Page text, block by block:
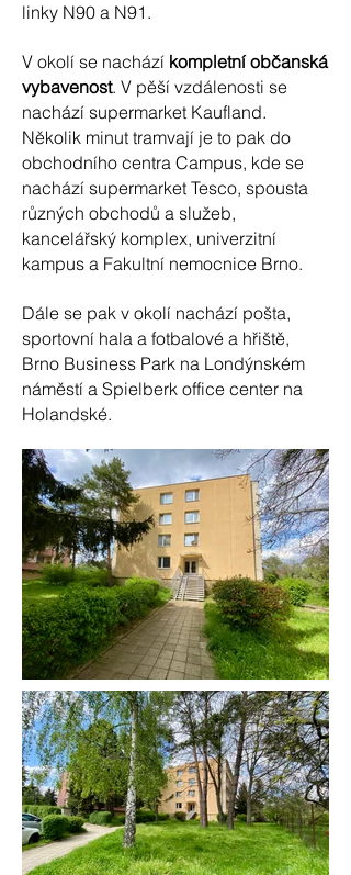
linky N90 a N91.
V okolí se nachází kompletní občanská
vybavenost. V pěší vzdálenosti se
nachází supermarket Kaufland.
Několik minut tramvají je to pak do
obchodního centra Campus, kde se
nachází supermarket Tesco, spousta
různých obchodů a služeb,
kancelářský komplex, univerzitní
kampus a Fakultní nemocnice Brno.
Dále se pak v okolí nachází pošta,
sportovní hala a fotbalové a hřiště,
Brno Business Park na Londýnském
náměstí a Spielberk office center na
Holandské.